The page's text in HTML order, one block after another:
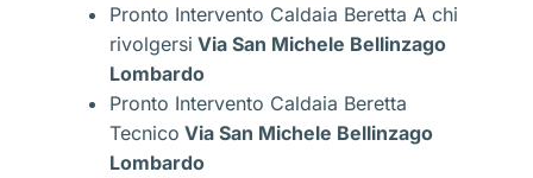
Pronto Intervento Caldaia Beretta A chi
rivolgersi Via San Michele Bellinzago
Lombardo
Pronto Intervento Caldaia Beretta
Tecnico Via San Michele Bellinzago
Lombardo